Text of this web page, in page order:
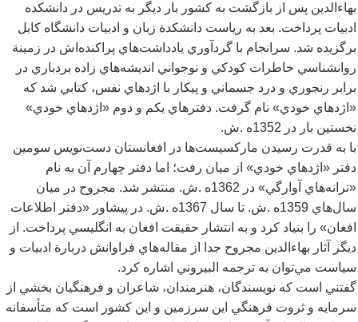
بهاءالدين پس از بازگشت به کشور بار ديگر به تدريس در دانشکده
ادبيات پرداخت. بعد به رياست دانشکدة زبان و ادبيات دانشگاه کابل
برگزيده شد. سرانجام با گردآوري يادداشتهاي پراکنده اش در زمينة
روانشناسي خاطرات کودکي و نوجواني انديشههاي زاده بردباري در
برابر رنجوري و درد جسماني و پيکار با اژدهاي نفس، کتابي شد که
«اژدهاي خودي» نام گرفت. دفترهاي يکم و دوم «اژدهاي خودي»
نخستين بار در 1352ه
.ش.
با به قدرت رسيدن مارکسيستها در افغانستان دستنويس سومين
دفتر «اژدهاي خودي» از ميان رفت؛ اما دفتر چهارم آن به نام
«ترانههاي آوارگي» در 1362ه
.ش. منتشر شد. مجروح در ميان
سالهاي 1359ه .ش. تا سال 1367ه
.ش. در پيشاور «دفتر اطلاعات
افغان» را بنياد کرد و به انتشار حقيقت افغان به انگليسي پرداخت. از
ديگر آثار بهاءالدين مجروح جدا از مقالههاي فراوانش دربارة ادبيات و
سياست ميتوان به ترجمه البيروني اشاره کرد.
گفتني است که نويسندگان، هنرمندان، شاعران و فرهنگيان بخشي از
سرمايه و ثروت فرهنگي اين سرزمين و اين کشور است که متأسفانه